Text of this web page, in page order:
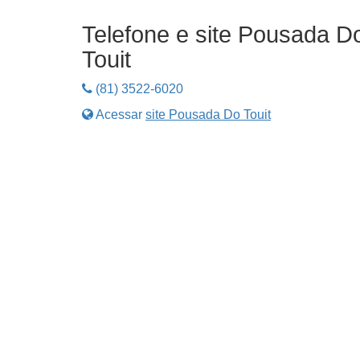
Telefone e site Pousada
Touit
(81) 3522-6020
Acessar site Pousada Do Touit